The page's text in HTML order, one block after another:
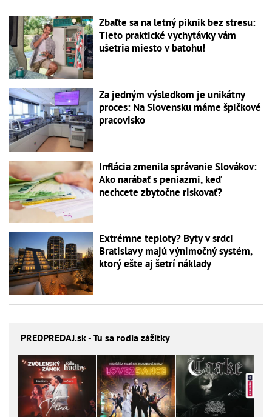
Zbaľte sa na letný piknik bez stresu:
Tieto praktické vychytávky vám
ušetria miesto v batohu!
Za jedným výsledkom je unikátny
proces: Na Slovensku máme špičkové
pracovisko
Inflácia zmenila správanie Slovákov:
Ako narábať s peniazmi, keď
nechcete zbytočne riskovať?
Extrémne teploty? Byty v srdci
Bratislavy majú výnimočný systém,
ktorý ešte aj šetrí náklady
PREDPREDAJ.sk - Tu sa rodia zážitky